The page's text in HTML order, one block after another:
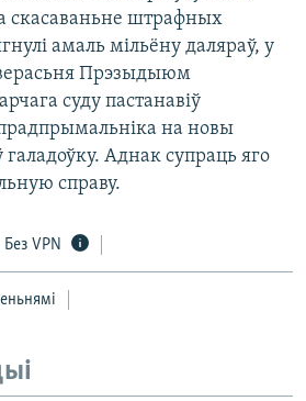
скасаваньне штрафных
амаль мільёну даляраў, у
Прэзыдыюм
суду пастанавіў
на новы
галадоўку. Аднак супраць яго
справу.
Без VPN